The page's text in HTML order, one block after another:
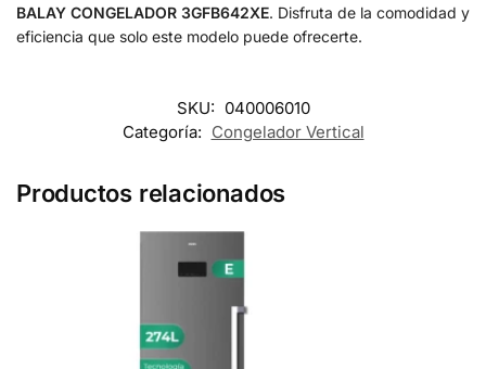
BALAY CONGELADOR 3GFB642XE. Disfruta de la comodidad y
eficiencia que solo este modelo puede ofrecerte.
SKU: 040006010
Categoría: Congelador Vertical
Productos relacionados